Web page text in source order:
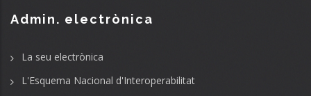
Admin. electrònica
La seu electrònica
L'Esquema Nacional d'Interoperabilitat